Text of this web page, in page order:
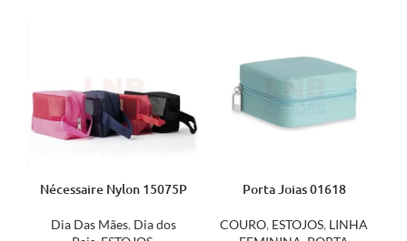
Nécessaire Nylon 15075P
Dia Das Mães, Dia dos
Porta Joias 01618
COURO, ESTOJOS, LINHA